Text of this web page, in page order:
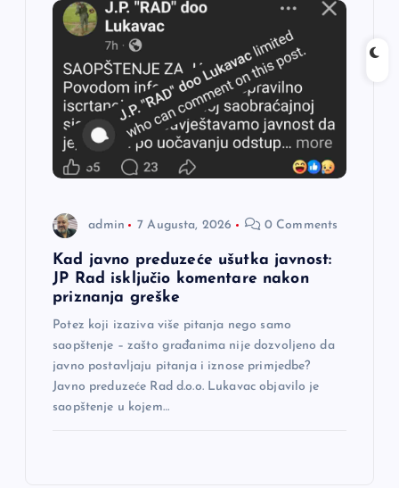
admin 7 Augusta, 2026 0 Comments
Kad javno preduzeće ušutka javnost:
JP Rad isključio komentare nakon
priznanja greške
Potez koji izaziva više pitanja nego samo
saopštenje – zašto građanima nije dozvoljeno da
javno postavljaju pitanja i iznose primjedbe?
Javno preduzeće Rad d.o.o. Lukavac objavilo je
saopštenje u kojem…